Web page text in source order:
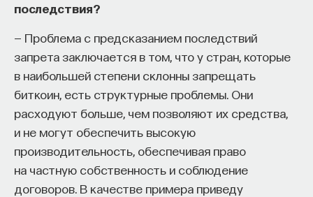
последствия?
— Проблема с предсказанием последствий
запрета заключается в том, что у стран, которые
в наибольшей степени склонны запрещать
биткоин, есть структурные проблемы. Они
расходуют больше, чем позволяют их средства,
и не могут обеспечить высокую
производительность, обеспечивая право
на частную собственность и соблюдение
договоров. В качестве примера приведу
ТЕХНОЛОГИИ
НАУКА БИОТЕХНОЛОГИИ
ПРОГРАММНАЯ ИНЖЕНЕРИЯ
СТРОИТЕЛИ БУДУЩЕГО
ПАРТНЁР ПРОЕКТА